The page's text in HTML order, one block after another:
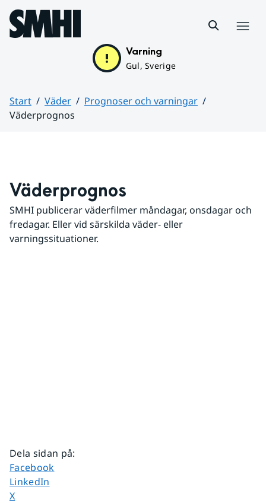
Hoppa till sidans innehåll
Varning
Gul, Sverige
Start Väder
Prognoser och varningar
Väderprognos
Väderprognos
SMHI publicerar väderfilmer måndagar, onsdagar och
fredagar. Eller vid särskilda väder- eller
varningssituationer.
Dela sidan på:
Dela sidan på
Facebook
Dela sidan på
LinkedIn
Dela sidan på
X